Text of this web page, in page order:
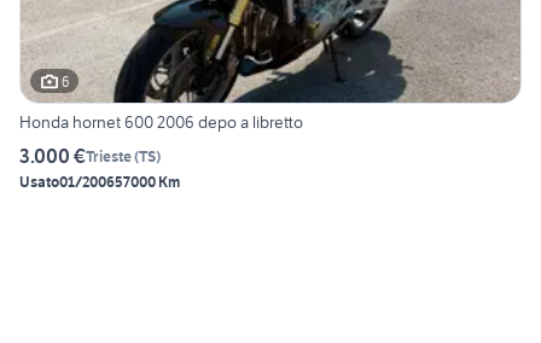
6
Honda hornet 600 2006 depo a libretto
3.000 €Trieste(TS)
Usato01/200657000 Km